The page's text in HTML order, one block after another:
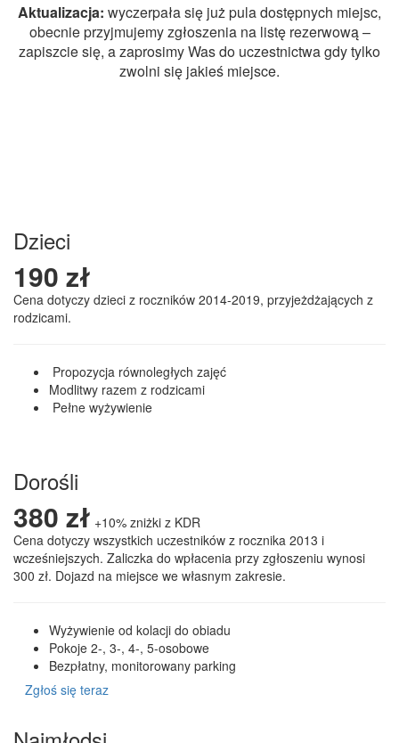
Aktualizacja: wyczerpała się już pula dostępnych miejsc,
obecnie przyjmujemy zgłoszenia na listę rezerwową –
zapiszcie się, a zaprosimy Was do uczestnictwa gdy tylko
zwolni się jakieś miejsce.
Dzieci
190 zł
Cena dotyczy dzieci z roczników 2014-2019, przyjeżdżających z
rodzicami.
Propozycja równoległych zajęć
Modlitwy razem z rodzicami
Pełne wyżywienie
Dorośli
380 zł +10% zniżki z KDR
Cena dotyczy wszystkich uczestników z rocznika 2013 i
wcześniejszych. Zaliczka do wpłacenia przy zgłoszeniu wynosi
300 zł. Dojazd na miejsce we własnym zakresie.
Wyżywienie od kolacji do obiadu
Pokoje 2-, 3-, 4-, 5-osobowe
Bezpłatny, monitorowany parking
Zgłoś się teraz